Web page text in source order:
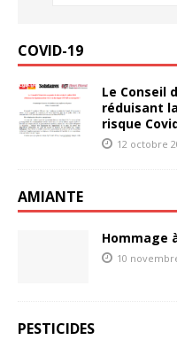
COVID-19
Le Conseil
réduisant
risque
12 octobre
AMIANTE
Hommage
10
PESTICIDES